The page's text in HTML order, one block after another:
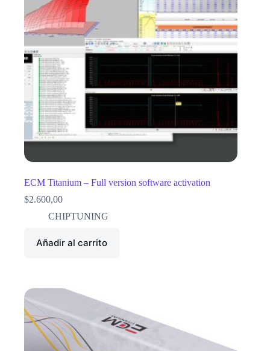
ECM Titanium – Full version software activation
$2.600,00
CHIPTUNING
Añadir al carrito